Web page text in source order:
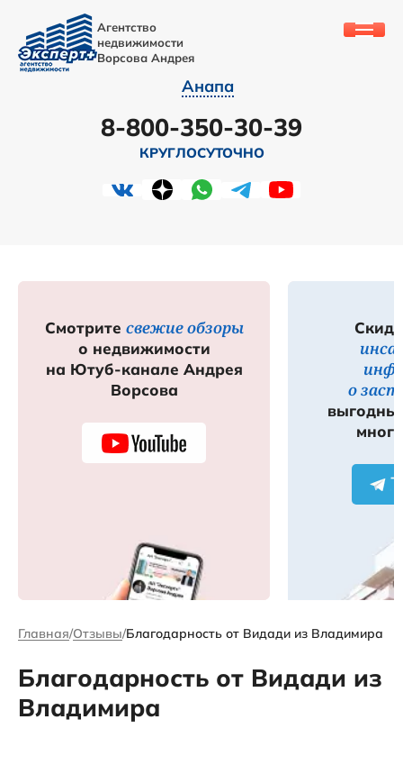
Агентство
недвижимости
Ворсова Андрея
Анапа
8-800-350-30-39
КРУГЛОСУТОЧНО
Смотрите свежие обзоры
о недвижимости
на Ютуб-канале Андрея
Ворсова
о
Главная Отзывы Благодарность от Видади из Владимира
Благодарность от Видади из
Владимира